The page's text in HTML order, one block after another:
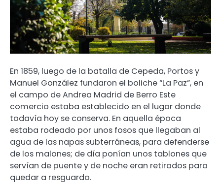
En 1859, luego de la batalla de Cepeda, Portos y
Manuel González fundaron el boliche “La Paz”, en
el campo de Andrea Madrid de Berro Este
comercio estaba establecido en el lugar donde
todavía hoy se conserva. En aquella época
estaba rodeado por unos fosos que llegaban al
agua de las napas subterráneas, para defenderse
de los malones; de día ponían unos tablones que
servían de puente y de noche eran retirados para
quedar a resguardo.